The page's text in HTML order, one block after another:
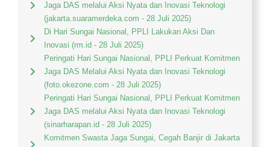
Jaga DAS melalui Aksi Nyata dan Inovasi Teknologi
(jakarta.suaramerdeka.com - 28 Juli 2025)
Di Hari Sungai Nasional, PPLI Lakukan Aksi Dan
Inovasi (rm.id - 28 Juli 2025)
Peringati Hari Sungai Nasional, PPLI Perkuat Komitmen
Jaga DAS Melalui Aksi Nyata dan Inovasi Teknologi
(foto.okezone.com - 28 Juli 2025)
Peringati Hari Sungai Nasional, PPLI Perkuat Komitmen
Jaga DAS melalui Aksi Nyata dan Inovasi Teknologi
(sinarharapan.id - 28 Juli 2025)
Komitmen Swasta Jaga Sungai, Cegah Banjir di Jakarta